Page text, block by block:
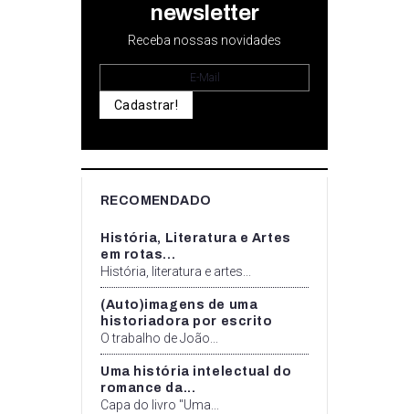
newsletter
Receba nossas novidades
Cadastrar!
RECOMENDADO
História, Literatura e Artes
em rotas...
História, literatura e artes...
(Auto)imagens de uma
historiadora por escrito
O trabalho de João...
Uma história intelectual do
romance da...
Capa do livro "Uma...